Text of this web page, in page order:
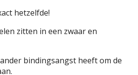
hetzelfde!
zitten in een zwaar en
bindingsangst heeft om de